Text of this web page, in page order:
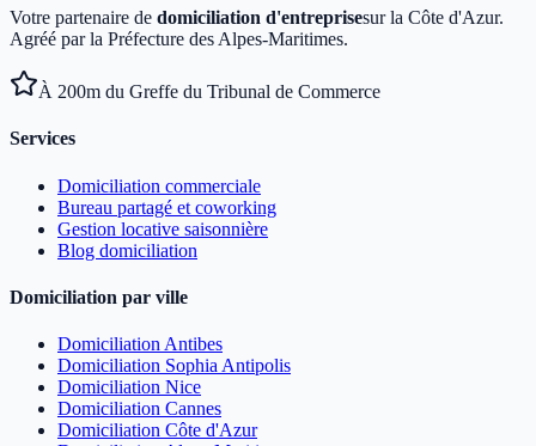
Votre partenaire de domiciliation d'entreprisesur la Côte d'Azur.
Agréé par la Préfecture des Alpes-Maritimes.
À 200m du Greffe du Tribunal de Commerce
Services
Domiciliation commerciale
Bureau partagé et coworking
Gestion locative saisonnière
Blog domiciliation
Domiciliation par ville
Domiciliation Antibes
Domiciliation Sophia Antipolis
Domiciliation Nice
Domiciliation Cannes
Domiciliation Côte d'Azur